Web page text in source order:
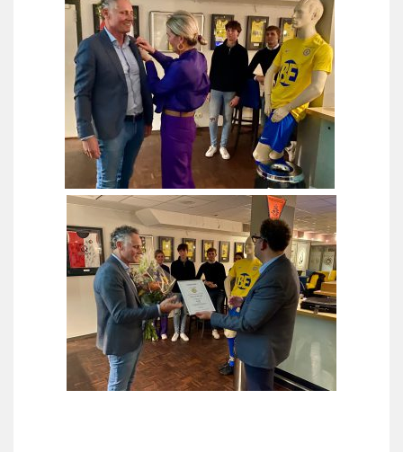
Support Casper
Dagbesteding ’s Heeren Loo
De gezonde sportkantine
Onze vrijwilligers en ereleden
Contact
Vertrouwenspersonen
Financieel contactpersoon
Wie doet wat
Ruimte reserveren/huren
VOLG ONS OP: